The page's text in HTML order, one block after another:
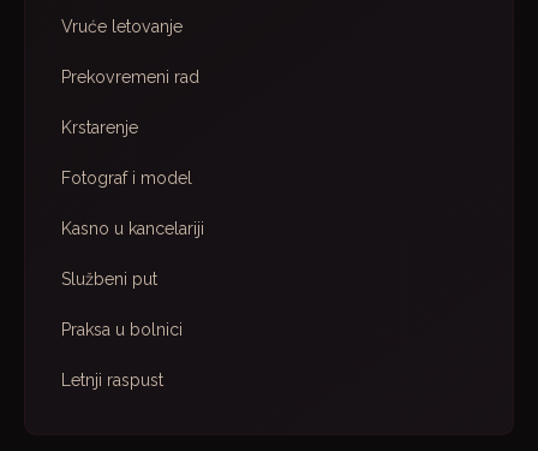
Vruće letovanje
Prekovremeni rad
Krstarenje
Fotograf i model
Kasno u kancelariji
Službeni put
Praksa u bolnici
Letnji raspust